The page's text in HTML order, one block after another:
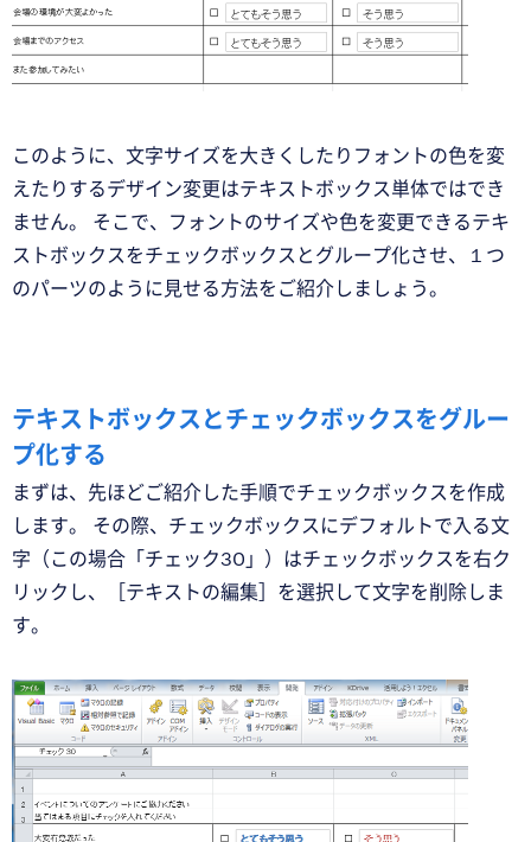
このように、文字サイズを大きくしたりフォントの色を変
えたりするデザイン変更はテキストボックス単体ではでき
ません。 そこで、フォントのサイズや色を変更できるテキ
ストボックスをチェックボックスとグループ化させ、１つ
のパーツのように見せる方法をご紹介しましょう。
テキストボックスとチェックボックスをグルー
プ化する
まずは、先ほどご紹介した手順でチェックボックスを作成
します。 その際、チェックボックスにデフォルトで入る文
字（この場合「チェック30」）はチェックボックスを右ク
リックし、［テキストの編集］を選択して文字を削除しま
す。